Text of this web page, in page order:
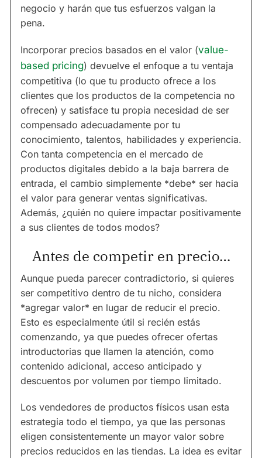
negocio y harán que tus esfuerzos valgan la
pena.
Incorporar precios basados en el valor (value-
based pricing) devuelve el enfoque a tu ventaja
competitiva (lo que tu producto ofrece a los
clientes que los productos de la competencia no
ofrecen) y satisface tu propia necesidad de ser
compensado adecuadamente por tu
conocimiento, talentos, habilidades y experiencia.
Con tanta competencia en el mercado de
productos digitales debido a la baja barrera de
entrada, el cambio simplemente *debe* ser hacia
el valor para generar ventas significativas.
Además, ¿quién no quiere impactar positivamente
a sus clientes de todos modos?
Antes de competir en precio…
Aunque pueda parecer contradictorio, si quieres
ser competitivo dentro de tu nicho, considera
*agregar valor* en lugar de reducir el precio.
Esto es especialmente útil si recién estás
comenzando, ya que puedes ofrecer ofertas
introductorias que llamen la atención, como
contenido adicional, acceso anticipado y
descuentos por volumen por tiempo limitado.
Los vendedores de productos físicos usan esta
estrategia todo el tiempo, ya que las personas
eligen consistentemente un mayor valor sobre
precios reducidos en las tiendas. La idea es evitar